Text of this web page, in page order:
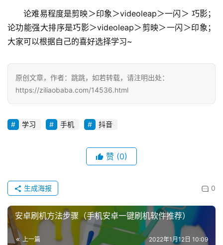
论难易程度是剪映＞印象＞videoleap＞一闪＞ 巧影；
论功能强大排序是巧影＞videoleap＞剪映＞一闪＞印象；
大家可以根据自己的喜好选择学习~
原创文章，作者：跳跳，如若转载，请注明出处：
https://ziliaobaba.com/14536.html
学习 手机 抖音
赞 (0)
0
生成海报
安卓刷机方法步骤（手机安卓一键刷机软件推荐）
上一篇 2022年1月12日 10:09